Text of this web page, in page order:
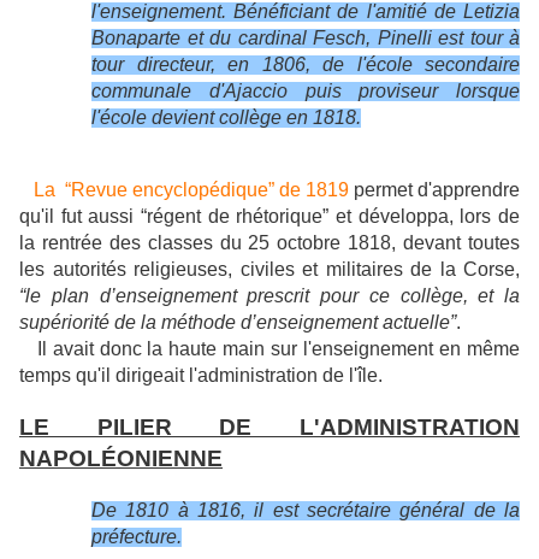
l'enseignement. Bénéficiant de l'amitié de Letizia
Bonaparte et du cardinal Fesch, Pinelli est tour à
tour directeur, en 1806, de l'école secondaire
communale d'Ajaccio puis proviseur lorsque
l'école devient collège en 1818.
La “Revue encyclopédique” de 1819 permet d'apprendre
qu'il fut aussi “régent de rhétorique” et développa, lors de
la rentrée des classes du 25 octobre 1818, devant toutes
les autorités religieuses, civiles et militaires de la Corse,
“le plan d’enseignement prescrit pour ce collège, et la
supériorité de la méthode d’enseignement actuelle”.
Il avait donc la haute main sur l'enseignement en même
temps qu'il dirigeait l'administration de l'île.
LE PILIER DE L'ADMINISTRATION
NAPOLÉONIENNE
De 1810 à 1816, il est secrétaire général de la
préfecture.